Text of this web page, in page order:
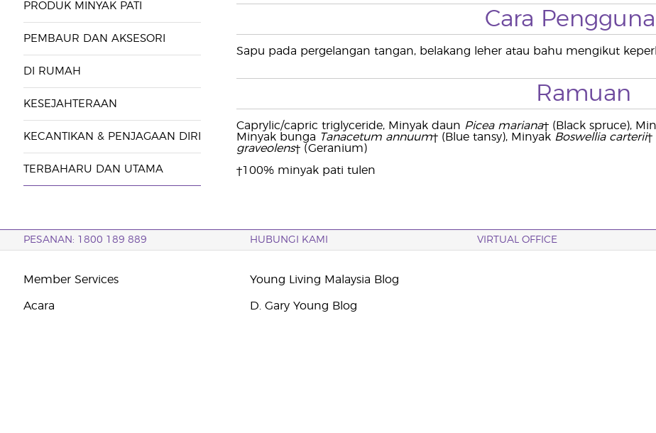
PRODUK MINYAK PATI
PEMBAUR DAN AKSESORI
DI RUMAH
KESEJAHTERAAN
KECANTIKAN & PENJAGAAN DIRI
TERBAHARU DAN UTAMA
Cara
Sapu pada pergelangan tangan, belakang leher atau bahu mengikut
Ramuan
Caprylic/capric triglyceride, Minyak daun Picea mariana† (Black spruce),
Minyak bunga Tanacetum annuum† (Blue tansy), Minyak Boswellia carterii†
graveolens† (Geranium)
†100% minyak pati tulen
PESANAN: 1800 189 889 HUBUNGI KAMI VIRTUAL OFFICE
Member Services
Acara
Young Living Malaysia Blog
D. Gary Young Blog